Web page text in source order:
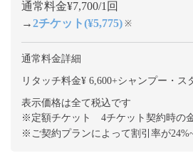
通常料金¥7,700/1回
→2チケット(¥5,775) ※
通常料金詳細
リタッチ料金¥ 6,600+シャンプー・ス
表示価格は全て税込です
※定額チケット 4チケット契約時の
※ご契約プランによって割引率が24